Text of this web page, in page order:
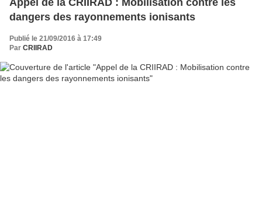
Appel de la CRIIRAD : Mobilisation contre les
dangers des rayonnements ionisants
Publié le 21/09/2016 à 17:49
Par CRIIRAD